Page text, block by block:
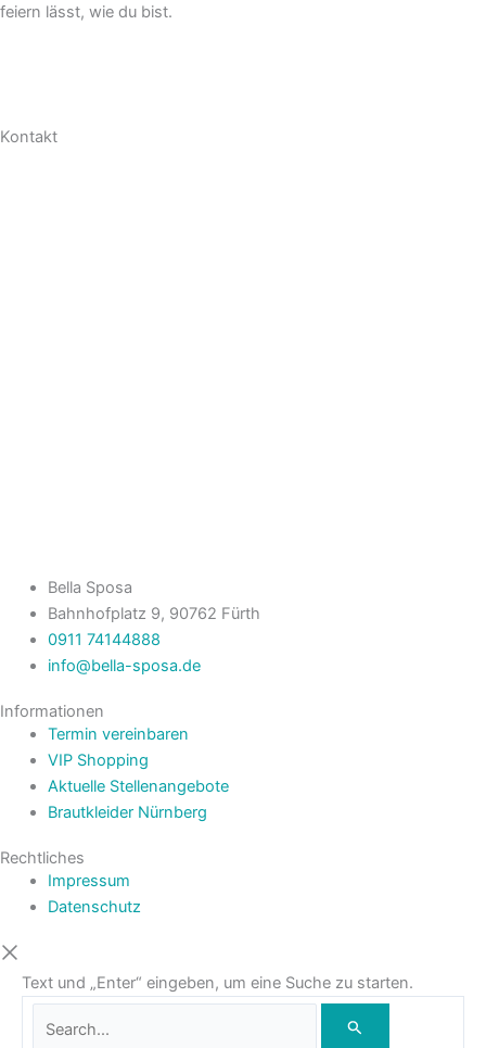
feiern lässt, wie du bist.
Kontakt
Bella Sposa
Bahnhofplatz 9, 90762 Fürth
0911 74144888
info@bella-sposa.de
Informationen
Termin vereinbaren
VIP Shopping
Aktuelle Stellenangebote
Brautkleider Nürnberg
Rechtliches
Impressum
Datenschutz
Text und „Enter“ eingeben, um eine Suche zu starten.